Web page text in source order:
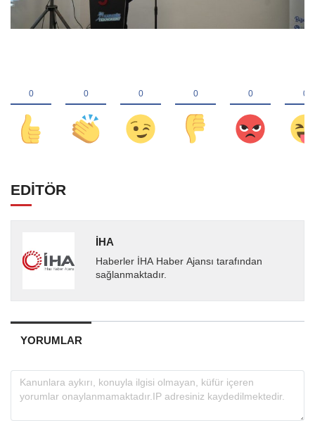
EDİTÖR
İHA
Haberler İHA Haber Ajansı tarafından
sağlanmaktadır.
YORUMLAR